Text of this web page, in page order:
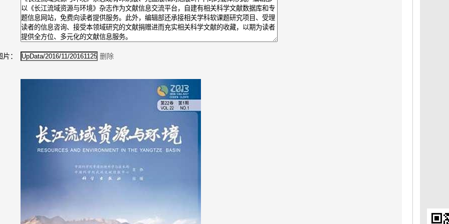
： 删除